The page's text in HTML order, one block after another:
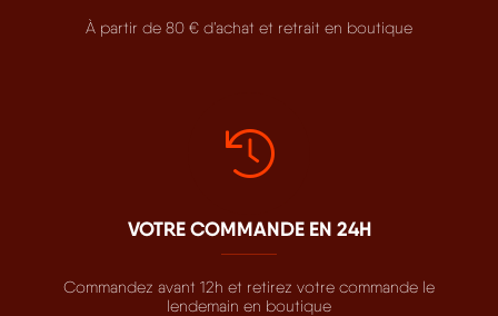
À partir de 80 € d’achat et retrait en boutique
VOTRE COMMANDE EN 24H
Commandez avant 12h et retirez votre commande le
lendemain en boutique